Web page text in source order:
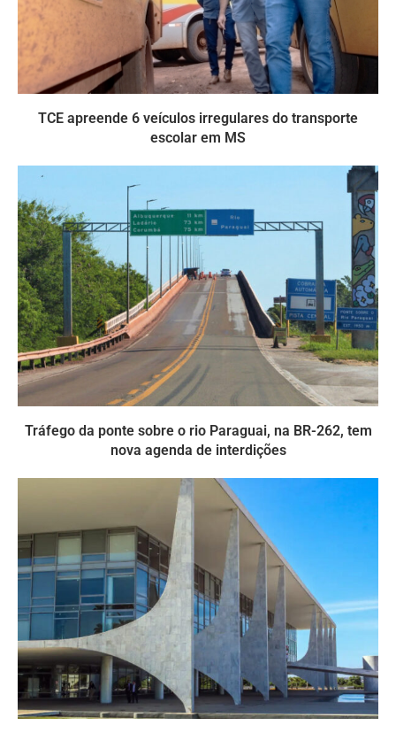
TCE apreende 6 veículos irregulares do transporte
escolar em MS
Tráfego da ponte sobre o rio Paraguai, na BR-262, tem
nova agenda de interdições